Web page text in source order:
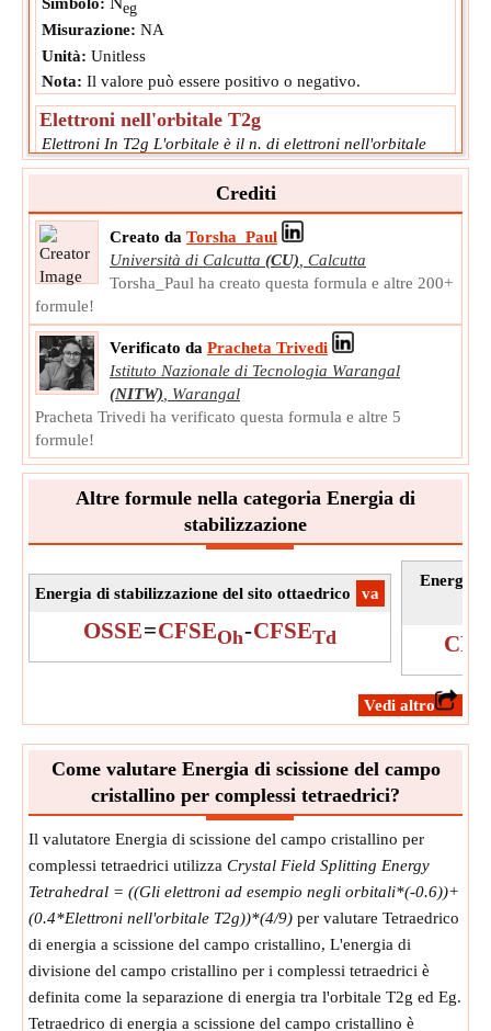
eg
Misurazione: NA
Unità: Unitless
Nota: Il valore può essere positivo o negativo.
Elettroni nell'orbitale T2g
Elettroni In T2g L'orbitale è il n. di elettroni nell'orbitale
dxy, dyz, dxz.
Misurazione:NA
Unità:
Unitless
Nota: Il valore può essere positivo o negativo.
Crediti
Creato da Torsha_Paul
Università di Calcutta (CU) Calcutta
Torsha_Paul ha creato questa formula e altre 200+
formule!
Verificato da Pracheta Trivedi
Istituto Nazionale di Tecnologia Warangal
(NITW)
Warangal
Pracheta Trivedi ha verificato questa formula e altre 5
formule!
Altre formule nella categoria Energia di
stabilizzazione
​va
Energia di stabilizzazione del sito ottaedrico
OSSE=CFSEOh-CFSETd
Energia
​Vedi altro
Come valutare Energia di scissione del campo
cristallino per complessi tetraedrici?
Il valutatore Energia di scissione del campo cristallino per
complessi tetraedrici utilizza Crystal Field Splitting Energy
Tetrahedral = ((Gli elettroni ad esempio negli orbitali*(-0.6))+
(0.4*Elettroni nell'orbitale T2g))*(4/9) per valutare Tetraedrico
di energia a scissione del campo cristallino, L'energia di
divisione del campo cristallino per i complessi tetraedrici è
definita come la separazione di energia tra l'orbitale T2g ed Eg.
Tetraedrico di energia a scissione del campo cristallino è